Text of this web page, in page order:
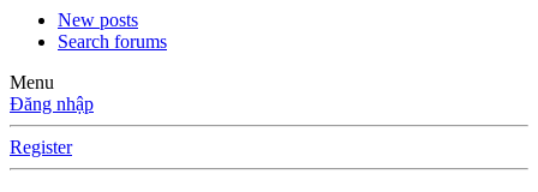
New posts
Search forums
Menu
Đăng nhập
Register